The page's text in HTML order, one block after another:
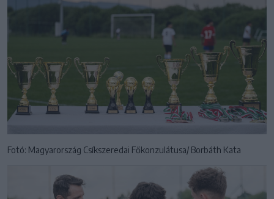
Fotó: Magyarország Csíkszeredai Főkonzulátusa/ Borbáth Kata